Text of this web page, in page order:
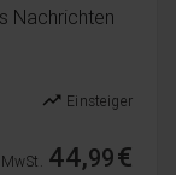
Nachrichten
trending_up Einsteiger
44,99€